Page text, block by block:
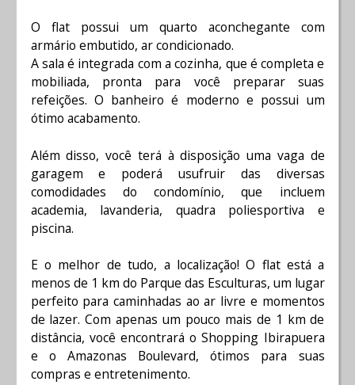
O flat possui um quarto aconchegante com
armário embutido, ar condicionado.
A sala é integrada com a cozinha, que é completa e
mobiliada, pronta para você preparar suas
refeições. O banheiro é moderno e possui um
ótimo acabamento.
Além disso, você terá à disposição uma vaga de
garagem e poderá usufruir das diversas
comodidades do condomínio, que incluem
academia, lavanderia, quadra poliesportiva e
piscina.
E o melhor de tudo, a localização! O flat está a
menos de 1 km do Parque das Esculturas, um lugar
perfeito para caminhadas ao ar livre e momentos
de lazer. Com apenas um pouco mais de 1 km de
distância, você encontrará o Shopping Ibirapuera
e o Amazonas Boulevard, ótimos para suas
compras e entretenimento.